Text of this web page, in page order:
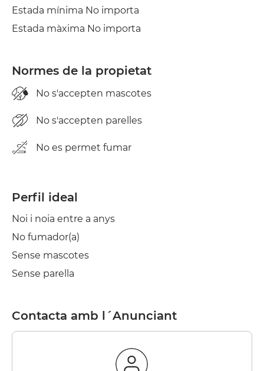
Estada mínima No importa
Estada màxima No importa
Normes de la propietat
No s'accepten mascotes
No s'accepten parelles
No es permet fumar
Perfil ideal
Noi i noia entre a anys
No fumador(a)
Sense mascotes
Sense parella
Contacta amb l´Anunciant